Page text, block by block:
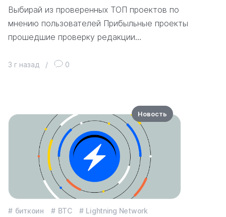
Выбирай из проверенных ТОП проектов по
мнению пользователей Прибыльные проекты
прошедшие проверку редакции…
3 г назад / 0
биткоин BTC Lightning Network
Новость